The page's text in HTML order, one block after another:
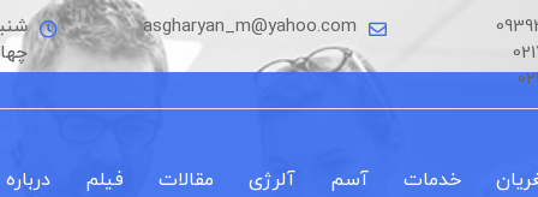
asgharyan_m@yahoo.com
خدمات آسم آلرژی مقالات فیلم